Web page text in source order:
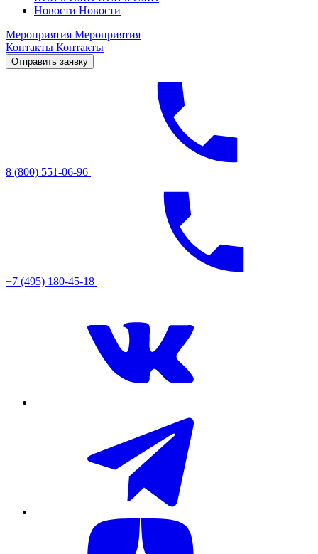
Новости Новости
Мероприятия Мероприятия
Контакты Контакты
Отправить заявку
8 (800) 551-06-96
+7 (495) 180-45-18